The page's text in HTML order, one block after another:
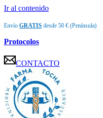
Ir al contenido
Envío GRATIS desde 50 € (Península)
Protocolos
CONTACTO